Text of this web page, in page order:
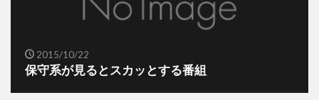
2015/10/22
保守系が見るとスカッとする番組